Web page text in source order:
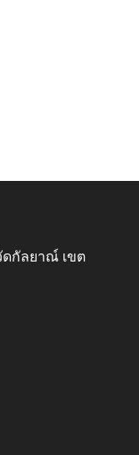
ดกัลยาณ์ เขต